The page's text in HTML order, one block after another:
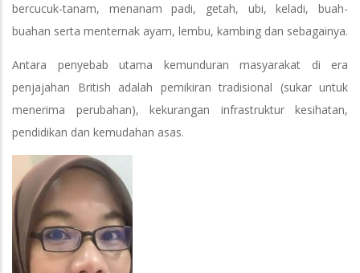
bercucuk-tanam, menanam padi, getah, ubi, keladi, buah-
buahan serta menternak ayam, lembu, kambing dan sebagainya.
Antara penyebab utama kemunduran masyarakat di era
penjajahan British adalah pemikiran tradisional (sukar untuk
menerima perubahan), kekurangan infrastruktur kesihatan,
pendidikan dan kemudahan asas.